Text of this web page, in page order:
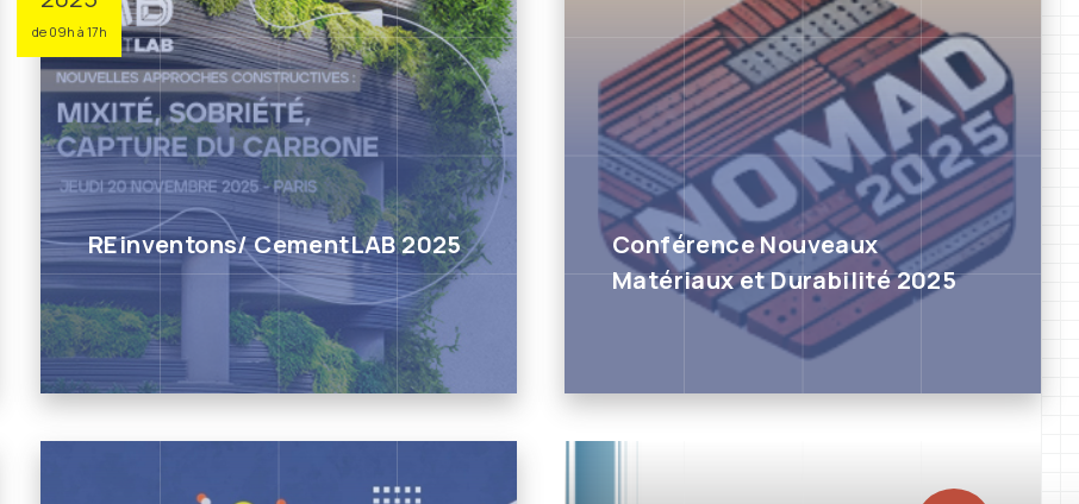
de 09h à 17h
REinventons/ CementLAB 2025
Conférence Nouveaux
Matériaux et Durabilité 2025